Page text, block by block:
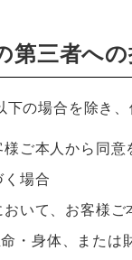
第三者へ
下の場合を除き
様ご本人から同意
く場合
おいて、お客様
命・身体、または